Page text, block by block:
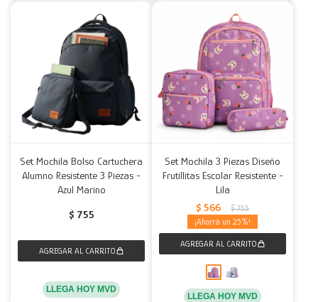
Set Mochila Bolso Cartuchera
Alumno Resistente 3 Piezas -
Azul Marino
$ 755
LLEGA HOY MVD
Set Mochila 3 Piezas Diseño
Frutillitas Escolar Resistente -
Lila
$ 566 $ 755
25
LLEGA HOY MVD